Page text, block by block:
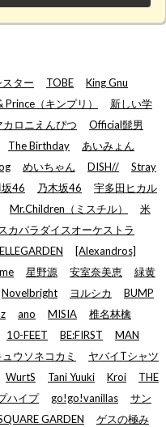
ター TOBE
King Gnu
Prince（キンプリ）
新しい学
カロニえんぴつ
Official髭男
The Birthday
あいみょん
めいちゃん DISH//
Stray
46 乃木坂46
宇多田ヒカル
Mr.Children（ミスチル）
米
カパラダイスオーケストラ
ELLEGARDEN
[Alexandros]
星野源 安室奈美恵
緑黄
Novelbright ヨルシカ
BUMP
ano MISIA
椎名林檎
10-FEET BE:FIRST
MAN
ュウソネコカミ
ヤバイTシャツ
WurtS Tani Yuuki Kroi
THE
ハイプ go!go!vanillas
サン
GARDEN
ゲスの極み